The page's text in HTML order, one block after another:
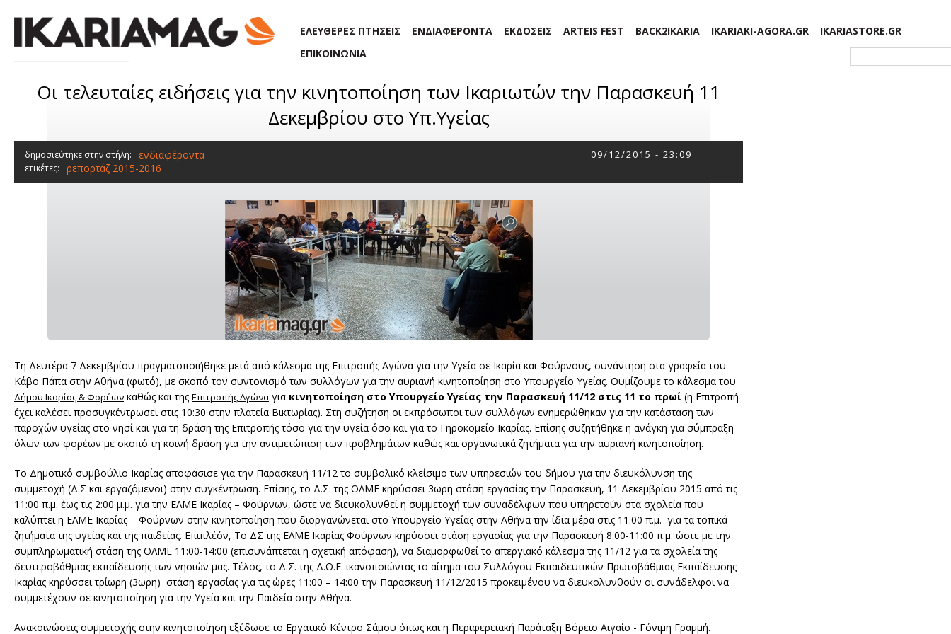
ΕΛΕΥΘΕΡΕΣ ΠΤΗΣΕΙΣ ΕΝΔΙΑΦΕΡΟΝΤΑ ΕΚΔΟΣΕΙΣ ARTEIS FEST BACK2IKARIA IKARIAKI-AGORA.GR
IKARIASTORE.GR
ΕΠΙΚΟΙΝΩΝΙΑ
Οι τελευταίες ειδήσεις για την κινητοποίηση των Ικαριωτών την Παρασκευή 11
Δεκεμβρίου στο Υπ.Υγείας
δημοσιεύτηκε στην στήλη: ενδιαφέροντα 09/12/2015 - 23:09
ετικέτες: ρεπορτάζ 2015-2016
Τη Δευτέρα 7 Δεκεμβρίου πραγματοποιήθηκε μετά από κάλεσμα της Επιτροπής Αγώνα για την Υγεία σε Ικαρία και Φούρνους, συνάντηση στα γραφεία του
Κάβο Πάπα στην Αθήνα (φωτό), με σκοπό τον συντονισμό των συλλόγων για την αυριανή κινητοποίηση στο Υπουργείο Υγείας. Θυμίζουμε το κάλεσμα του
Δήμου Ικαρίας & Φορέων καθώς και της Επιτροπής Αγώνα για κινητοποίηση στο Υπουργείο Υγείας την Παρασκευή 11/12 στις 11 το πρωί (η Επιτροπή
έχει καλέσει προσυγκέντρωσει στις 10:30 στην πλατεία Βικτωρίας). Στη συζήτηση οι εκπρόσωποι των συλλόγων ενημερώθηκαν για την κατάσταση των
παροχών υγείας στο νησί και για τη δράση της Επιτροπής τόσο για την υγεία όσο και για το Γηροκομείο Ικαρίας. Επίσης συζητήθηκε η ανάγκη για σύμπραξη
όλων των φορέων με σκοπό τη κοινή δράση για την αντιμετώπιση των προβλημάτων καθώς και οργανωτικά ζητήματα για την αυριανή κινητοποίηση.
Το Δημοτικό συμβούλιο Ικαρίας αποφάσισε για την Παρασκευή 11/12 το συμβολικό κλείσιμο των υπηρεσιών του δήμου για την διευκόλυνση της
συμμετοχή (Δ.Σ και εργαζόμενοι) στην συγκέντρωση. Επίσης, το Δ.Σ. της ΟΛΜΕ κηρύσσει 3ωρη στάση εργασίας την Παρασκευή, 11 Δεκεμβρίου 2015 από τις
11:00 π.μ. έως τις 2:00 μ.μ. για την ΕΛΜΕ Ικαρίας – Φούρνων, ώστε να διευκολυνθεί η συμμετοχή των συναδέλφων που υπηρετούν στα σχολεία που
καλύπτει η ΕΛΜΕ Ικαρίας – Φούρνων στην κινητοποίηση που διοργανώνεται στο Υπουργείο Υγείας στην Αθήνα την ίδια μέρα στις 11.00 π.μ. για τα τοπικά
ζητήματα της υγείας και της παιδείας. Επιπλέόν, Το ΔΣ της ΕΛΜΕ Ικαρίας Φούρνων κηρύσσει στάση εργασίας για την Παρασκευή 8:00-11:00 π.μ. ώστε με την
συμπληρωματική στάση της ΟΛΜΕ 11:00-14:00 (επισυνάπτεται η σχετική απόφαση), να διαμορφωθεί το απεργιακό κάλεσμα της 11/12 για τα σχολεία της
δευτεροβάθμιας εκπαίδευσης των νησιών μας. Τέλος, το Δ.Σ. της Δ.Ο.Ε. ικανοποιώντας το αίτημα του Συλλόγου Εκπαιδευτικών Πρωτοβάθμιας Εκπαίδευσης
Ικαρίας κηρύσσει τρίωρη (3ωρη) στάση εργασίας για τις ώρες 11:00 – 14:00 την Παρασκευή 11/12/2015 προκειμένου να διευκολυνθούν οι συνάδελφοι να
συμμετέχουν σε κινητοποίηση για την Υγεία και την Παιδεία στην Αθήνα.
Ανακοινώσεις συμμετοχής στην κινητοποίηση εξέδωσε το Εργατικό Κέντρο Σάμου όπως και η Περιφερειακή Παράταξη Βόρειο Αιγαίο - Γόνιμη Γραμμή.